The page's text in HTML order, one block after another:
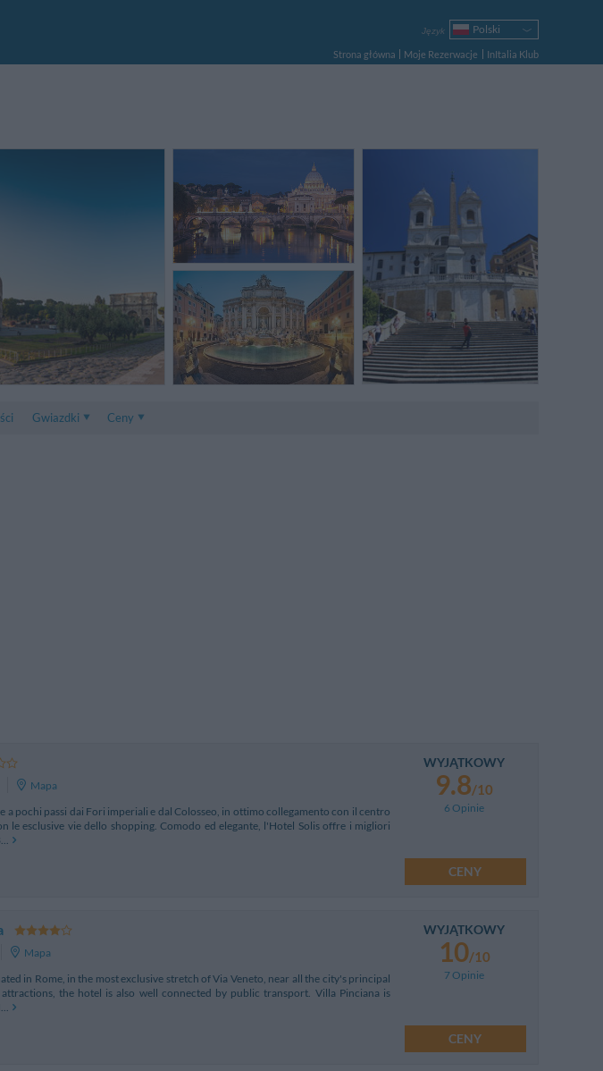
Język
Polski
Italiano
English
Strona główna Moje Rezerwacje
InItalia Klub
Gwiazdki
Ceny
Mapa
a pochi passi dai Fori imperiali e dal Colosseo, in ottimo collegamento con il centro
le esclusive vie dello shopping. Comodo ed elegante, l'Hotel Solis offre i migliori
WYJĄTKOWY
9.8/10
6 Opinie
CENY
Mapa
in Rome, in the most exclusive stretch of Via Veneto, near all the city's principal
the hotel is also well connected by public transport. Villa Pinciana is
WYJĄTKOWY
10/10
7 Opinie
CENY